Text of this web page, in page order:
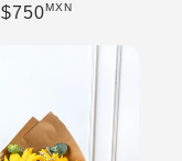
Precio habitual
$750MXN